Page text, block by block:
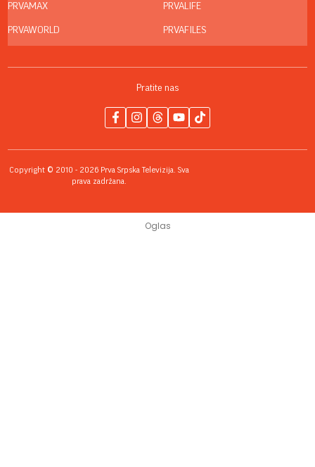
PRVAMAX
PRVAWORLD
PRVALIFE
PRVAFILES
Pratite nas
Copyright © 2010 - 2026 Prva Srpska Televizija. Sva
prava zadržana.